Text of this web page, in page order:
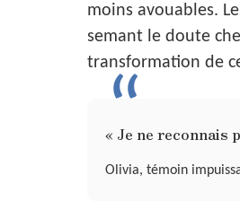
moins avouables.
semant le doute
transformation de
« Je ne reconnais
Olivia, témoin